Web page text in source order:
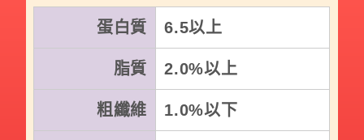
蛋白質 6.5以上
脂質 2.0%以上
粗纖維 1.0%以下